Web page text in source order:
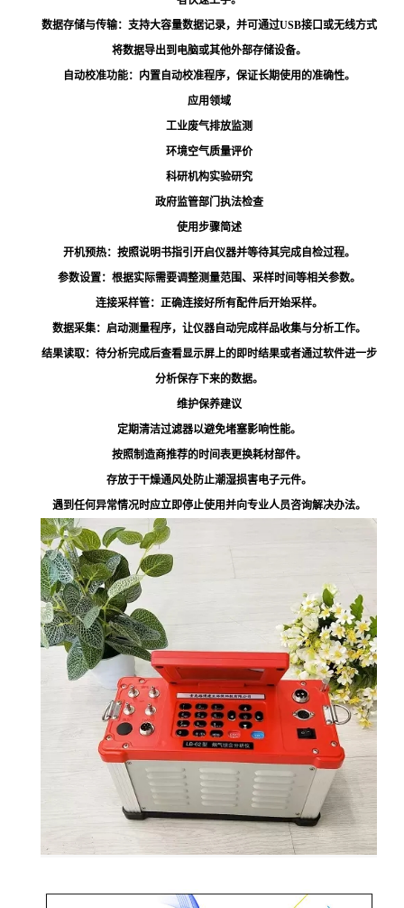
数据存储与传输：支持大容量数据记录，并可通过USB接口或无线方式
将数据导出到电脑或其他外部存储设备。
自动校准功能：内置自动校准程序，保证长期使用的准确性。
应用领域
工业废气排放监测
环境空气质量评价
科研机构实验研究
政府监管部门执法检查
使用步骤简述
开机预热：按照说明书指引开启仪器并等待其完成自检过程。
参数设置：根据实际需要调整测量范围、采样时间等相关参数。
连接采样管：正确连接好所有配件后开始采样。
数据采集：启动测量程序，让仪器自动完成样品收集与分析工作。
结果读取：待分析完成后查看显示屏上的即时结果或者通过软件进一步
分析保存下来的数据。
维护保养建议
定期清洁过滤器以避免堵塞影响性能。
按照制造商推荐的时间表更换耗材部件。
存放于干燥通风处防止潮湿损害电子元件。
遇到任何异常情况时应立即停止使用并向专业人员咨询解决办法。